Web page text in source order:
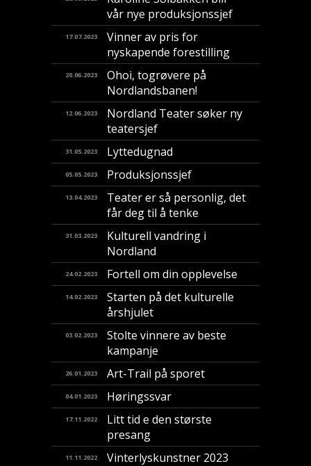
vår nye produksjonssjef
17.07.2023
Vinner av pris for
nyskapende forestilling
20.06.2023
​Ohoi, togrøvere på
Nordlandsbanen!
12.06.2023
Nordland Teater søker ny
teatersjef
31.05.2023 Lyttedugnad
05.05.2023 Produksjonssjef
13.04.2023
Teater er så personlig, det
får deg til å tenke
31.03.2023
Kulturell vandring i
Nordland
24.02.2023 Fortell om din opplevelse
14.02.2023
Starten på det kulturelle
årshjulet
03.02.2023
Stolte vinnere av beste
kampanje
26.01.2023 Art-Trail på sporet
04.01.2023 Høringssvar
17.11.2022
Litt tid e den største
presang
11.11.2022 Vinterlyskunstner 2023